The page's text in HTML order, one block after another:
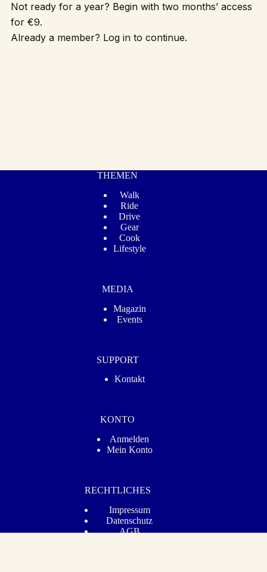
Not ready for a year? Begin with two months’ access
for €9.
Already a member? Log in to continue.
THEMEN
Walk
Ride
Drive
Gear
Cook
Lifestyle
MEDIA
Magazin
Events
SUPPORT
Kontakt
KONTO
Anmelden
Mein Konto
RECHTLICHES
Impressum
Datenschutz­
AGB